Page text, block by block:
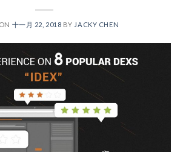
十一月 22, 2018 BY JACKY CHEN